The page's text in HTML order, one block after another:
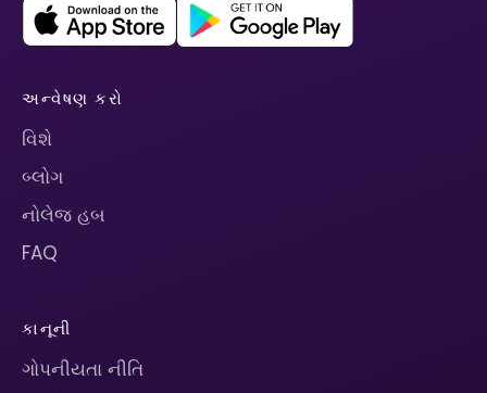
અન્વેષણ કરો
વિશે
બ્લોગ
નોલેજ હબ
FAQ
કાનૂની
ગોપનીયતા નીતિ